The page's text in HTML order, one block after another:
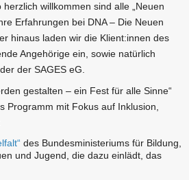
willkommen sind alle „Neuen
Erfahrungen bei DNA – Die Neuen
hinaus laden wir die Klient:innen des
Angehörige ein, sowie natürlich
der SAGES eG.
gestalten – ein Fest für alle Sinne“
Programm mit Fokus auf Inklusion,
des Bundesministeriums für Bildung,
und Jugend, die dazu einlädt, das